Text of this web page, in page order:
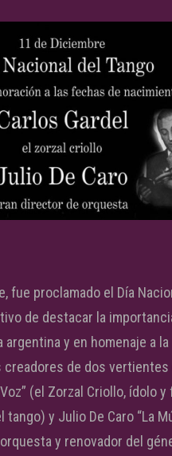
fue proclamado el Día
de destacar la
y en homenaje a
creadores de dos vertientes
(el Zorzal Criollo, ídolo y
y Julio De Caro “La
y renovador del